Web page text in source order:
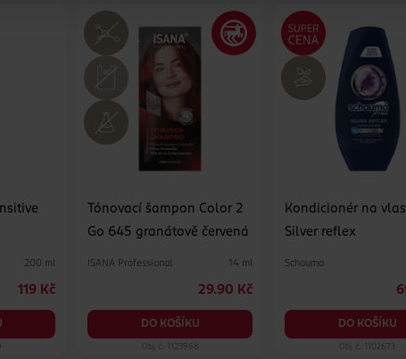
200 ml
119 Kč
Tónovací šampon Color 2
Go 645 granátově červená
ISANA Professional 14 ml
29.90 Kč
DO KOŠÍKU
Obj. č.: 1123968
Kondicionér na
Silver reflex
Schauma
DO KOŠÍKU
Obj. č.: 1102673